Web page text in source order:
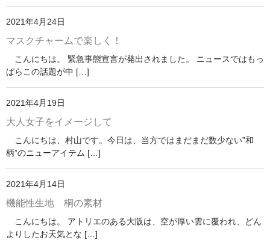
2021年4月24日
マスクチャームで楽しく！
こんにちは。 緊急事態宣言が発出されました。 ニュースではもっ
ぱらこの話題が中 […]
2021年4月19日
大人女子をイメージして
こんにちは、村山です。今日は、当方ではまだまだ数少ない”和
柄”のニューアイテム […]
2021年4月14日
機能性生地 桐の素材
こんにちは。 アトリエのある大阪は、空が厚い雲に覆われ、どん
よりしたお天気とな […]